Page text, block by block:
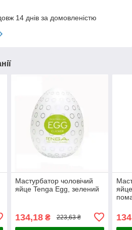
14 днів за домовленістю
Мастурбатор чоловічий
яйце Tenga Egg, зелений
134,18₴ 223,63 ₴